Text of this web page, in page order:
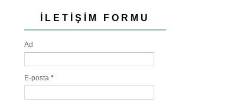
İLETIŞIM FORMU
Ad
E-posta *